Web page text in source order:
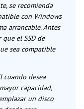
se recomienda
con Windows
arrancable. Antes
el SSD de
sea compatible
cuando desea
capacidad,
un disco